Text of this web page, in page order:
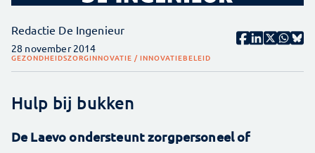
Redactie De Ingenieur
28 november 2014
GEZONDHEIDSZORGINNOVATIE / INNOVATIEBELEID
Hulp bij bukken
De Laevo ondersteunt zorgpersoneel of